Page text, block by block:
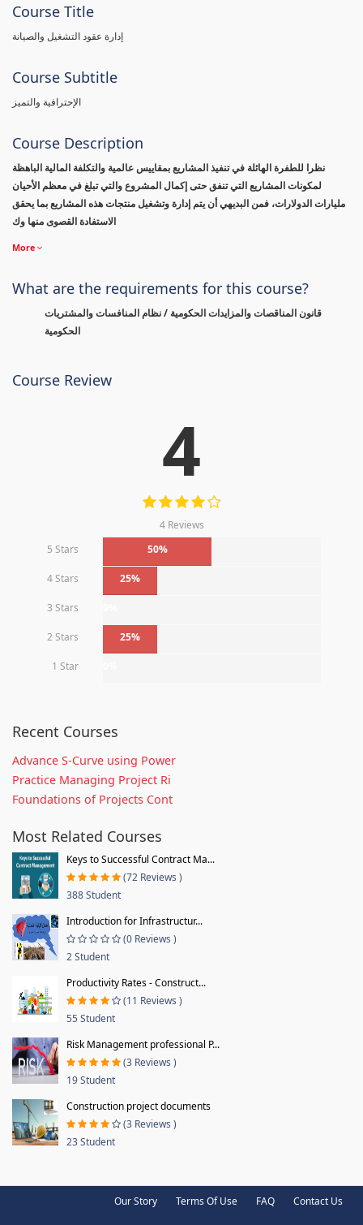
Course Title
إدارة عقود التشغيل والصيانة
Course Subtitle
الإحترافية والتميز
Course Description
نظرا للطفرة الهائلة في تنفيذ المشاريع بمقاييس عالمية والتكلفة المالية الباهظة
لمكونات المشاريع التي تنفق حتى إكمال المشروع والتي تبلغ في معظم الأحيان
مليارات الدولارات، فمن البديهي أن يتم إدارة وتشغيل منتجات هذه المشاريع بما يحقق
الاستفادة القصوى منها وك
More
What are the requirements for this course?
قانون المناقصات والمزايدات الحكومية / نظام المنافسات والمشتريات
الحكومية
Course Review
4
4 Reviews
5 Stars
50%
4 Stars 25%
3 Stars
2 Stars 25%
1 Star
Recent Courses
Advance S-Curve using Power
Practice Managing Project Ri
Foundations of Projects Cont
Most Related Courses
Keys to Successful Contract Ma...
(72 Reviews )
388 Student
Introduction for Infrastructur...
(0 Reviews )
2 Student
Productivity Rates - Construct...
(11 Reviews )
55 Student
Risk Management professional P...
(3 Reviews )
19 Student
Construction project documents
(3 Reviews )
23 Student
Our Story Terms Of Use FAQ Contact Us